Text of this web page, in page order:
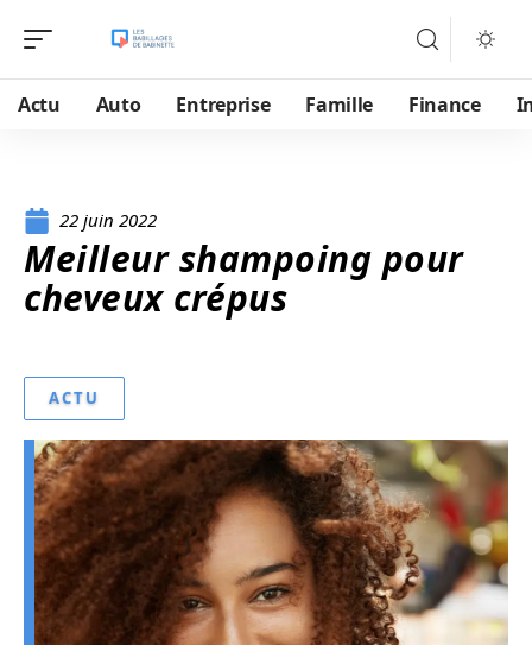
Actu Auto Entreprise Famille Finance
22 juin 2022
Meilleur shampoing pour
cheveux crépus
ACTU